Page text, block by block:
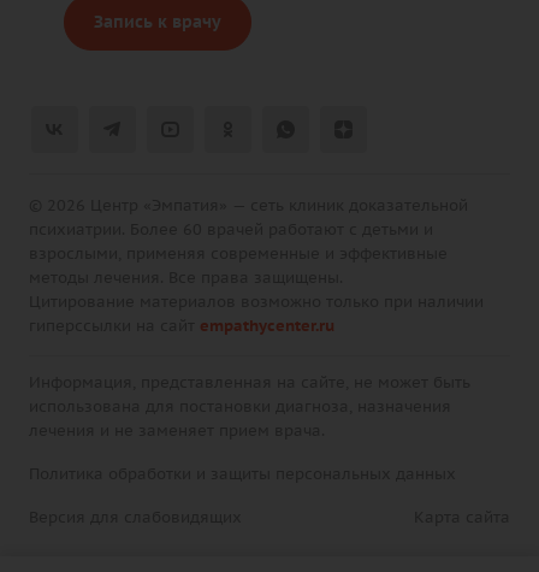
Запись к врачу
empathycenter.ru